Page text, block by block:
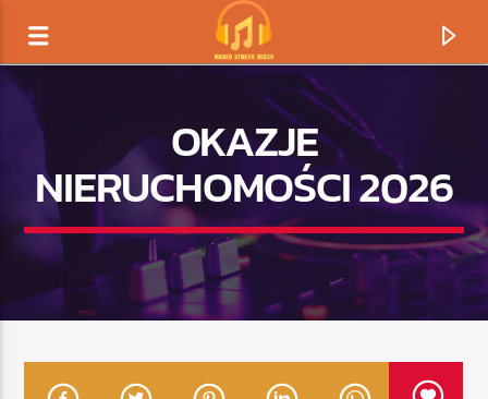
OKAZJE
NIERUCHOMOŚCI 2026